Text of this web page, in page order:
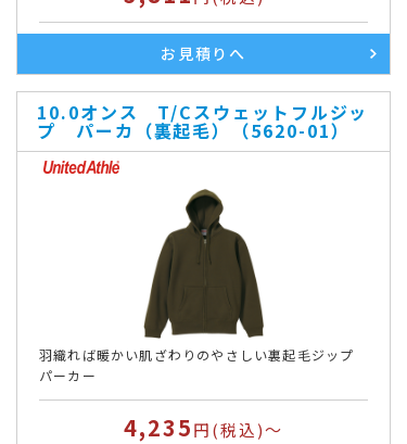
お見積りへ
10.0オンス T/Cスウェットフルジッ
プ パーカ（裏起毛）（5620-01）
羽織れば暖かい肌ざわりのやさしい裏起毛ジップ
パーカー
4,235円(税込)～